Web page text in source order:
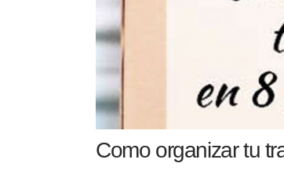
Como organizar tu